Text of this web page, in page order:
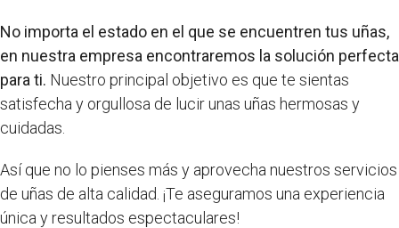
No importa el estado en el que se encuentren tus uñas,
en nuestra empresa encontraremos la solución perfecta
para ti. Nuestro principal objetivo es que te sientas
satisfecha y orgullosa de lucir unas uñas hermosas y
cuidadas.
Así que no lo pienses más y aprovecha nuestros servicios
de uñas de alta calidad. ¡Te aseguramos una experiencia
única y resultados espectaculares!